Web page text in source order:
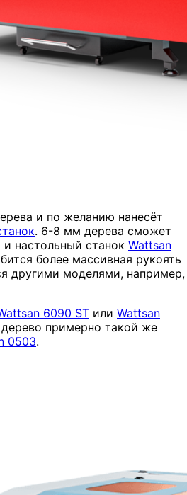
и по желанию нанесёт
. 6-8 мм дерева сможет
настольный станок Wattsan
более массивная рукоять
другими моделями, например,
6090 ST или Wattsan
дерево примерно такой же
0503.